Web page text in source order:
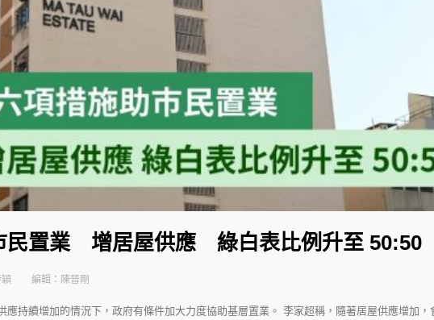
民置業 增居屋供應 綠白表比例升至 50:50
編輯：陳晉剛
應持續增加的情況下，政府有條件加大力度協助基層置業。 李家超稱，隨著居屋供應增加，